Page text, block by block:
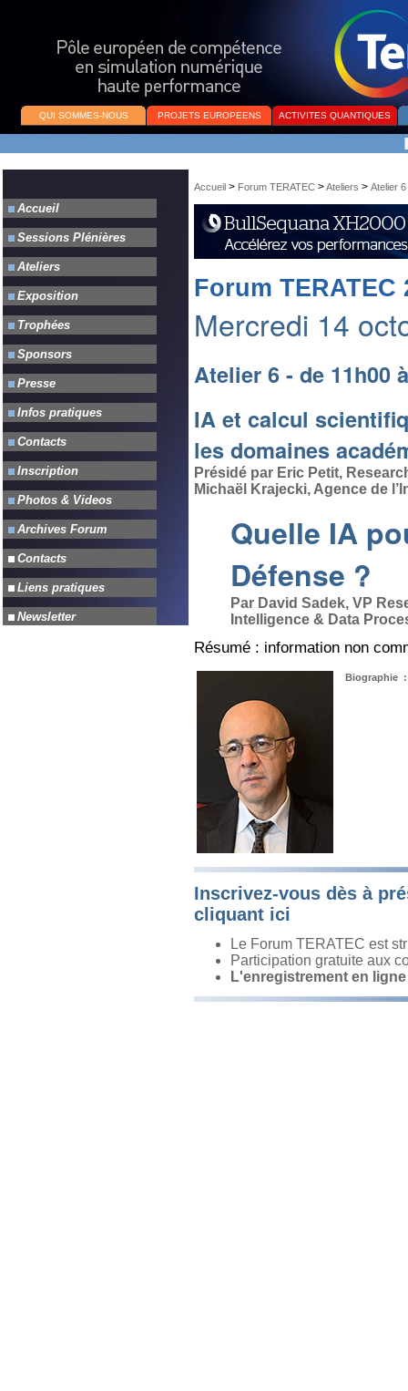
QUI SOMMES-NOUS PROJETS EUROPEENS ACTIVITES QUANTIQUES
Accueil > Forum TERATEC >Ateliers > Atelier 6
Forum TERATEC
Mercredi 14
Atelier 6 - de 11h00
IA et calcul
les domaines
Présidé par Eric Petit,
Michaël Krajecki, Agence de
Quelle IA
Défense ?
Par David Sadek, VP
Intelligence & Data
Résumé : information non
Biographie :
Inscrivez-vous dès à
cliquant ici
Le Forum TERATEC est
Participation gratuite aux
L'enregistrement en